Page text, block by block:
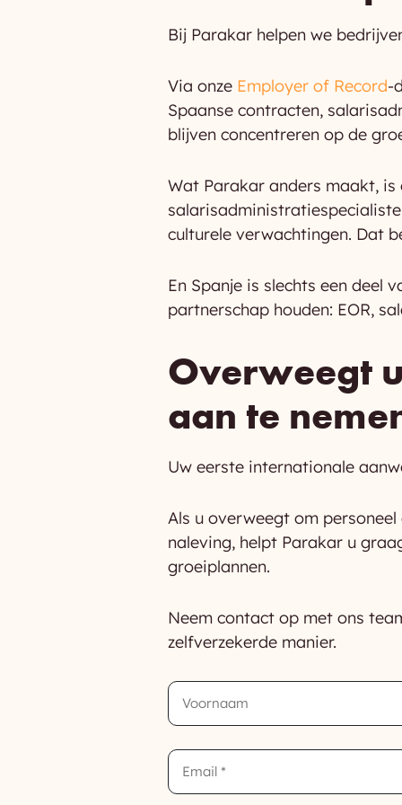
Bij Parakar helpen we
Via onze Employer of Record-
Spaanse contracten,
blijven concentreren op de
Wat Parakar anders maakt, is
culturele verwachtingen. Dat
En Spanje is slechts een deel
partnerschap houden: EOR,
Overweegt
aan te
Uw eerste internationale
Als u overweegt om
naleving, helpt Parakar u
groeiplannen.
Neem contact op met ons
zelfverzekerde manier.
First
Name
Email